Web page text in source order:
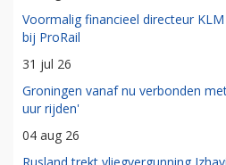
Voormalig financieel directeur
bij ProRail
31 jul 26
Groningen vanaf nu verbonden
uur rijden'
04 aug 26